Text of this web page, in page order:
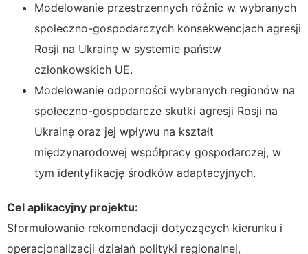
Modelowanie przestrzennych różnic w wybranych
społeczno-gospodarczych konsekwencjach agresji
Rosji na Ukrainę w systemie państw
członkowskich UE.
Modelowanie odporności wybranych regionów na
społeczno-gospodarcze skutki agresji Rosji na
Ukrainę oraz jej wpływu na kształt
międzynarodowej współpracy gospodarczej, w
tym identyfikację środków adaptacyjnych.
Cel aplikacyjny projektu:
Sformułowanie rekomendacji dotyczących kierunku i
operacjonalizacji działań polityki regionalnej,